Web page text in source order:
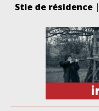
Stie de résidence